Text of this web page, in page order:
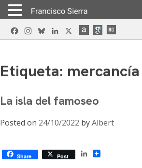
Skip
to
FacebookInstagram
BlueskyLinkedIn
Etiqueta: mercancía
La isla del famoseo
Posted on 24/10/2022 byAlbert
Share Post
LinkedIn